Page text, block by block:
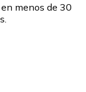
menos de 30